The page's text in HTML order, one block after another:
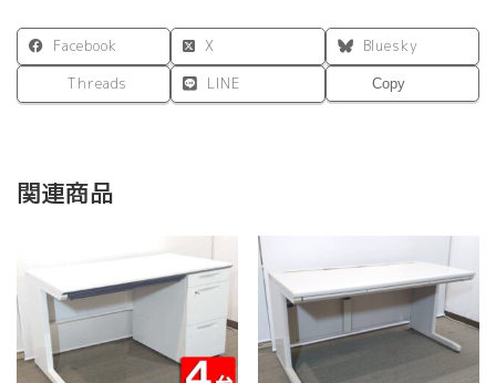
ル
デ
ク
ス
袖
ス
Facebook X
Bluesky
Threads
LINE Copy
関連商品